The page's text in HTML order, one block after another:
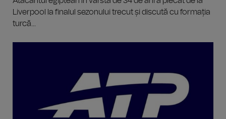
Liverpool la finalul sezonului trecut și discută cu formația
turcă...